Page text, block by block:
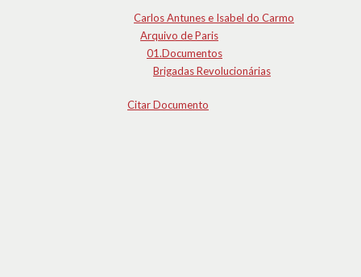
Carlos Antunes e Isabel do Carmo
Arquivo de Paris
01.Documentos
Brigadas Revolucionárias
Citar Documento